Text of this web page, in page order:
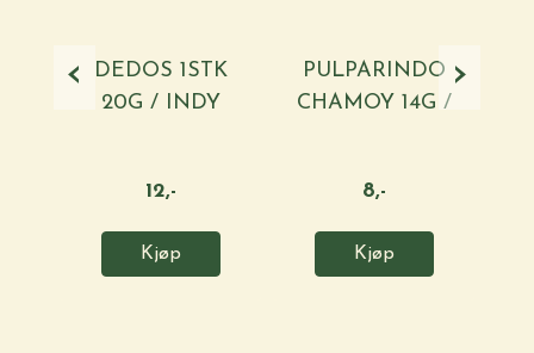
DEDOS 1STK
20G / INDY
12,-
Kjøp
PULPARINDO
CHAMOY 14G /
8,-
Kjøp
‹ ›